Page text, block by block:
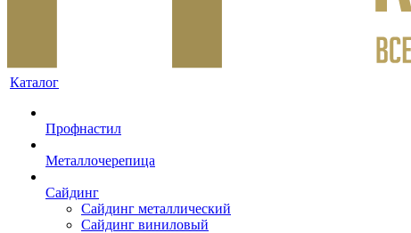
Каталог
Профнастил
Металлочерепица
Сайдинг
Сайдинг металлический
Сайдинг виниловый